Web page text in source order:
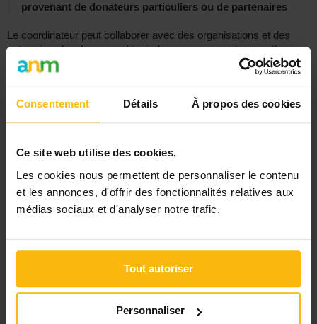
Consentement Détails À propos des cookies
Ce site web utilise des cookies.
Les cookies nous permettent de personnaliser le contenu
et les annonces, d'offrir des fonctionnalités relatives aux
médias sociaux et d'analyser notre trafic.
Tout autoriser
Personnaliser
provenant de donateurs particuliers ou de partenaires
Le coordinateur peut collaborer avec des organisations et des
entreprises locales pour obtenir des ressources et un soutien
supplémentaire. Il est chargé d’assurer la réception des dons
matériels, de veiller à ce que ces derniers soient entreposés et
Le secteur social/santé vous intéresse ? Découvrez
Quelles sont les compétences et qualités
requises ?
Une expérience dans un poste à responsabilité au sein d’un
service en lien avec la logistique et la technique (architecte,
liés au logement (chauffage, plomberie, accès, électricité, ...) ;
Appréhension du risque et connaissance des protocoles de
(hygiène, prévention incendie, …) ;